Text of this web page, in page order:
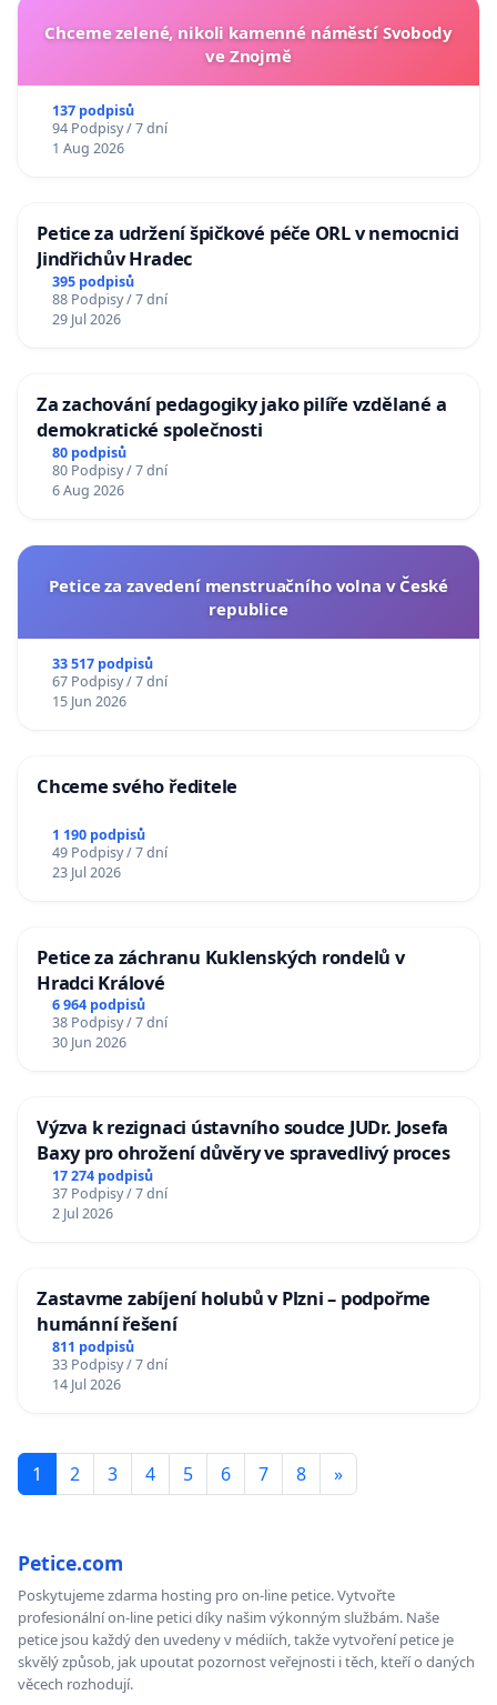
Chceme zelené, nikoli kamenné náměstí Svobody
ve Znojmě
137 podpisů
94 Podpisy / 7 dní
1 Aug 2026
Petice za udržení špičkové péče ORL v nemocnici
Jindřichův Hradec
395 podpisů
88 Podpisy / 7 dní
29 Jul 2026
Za zachování pedagogiky jako pilíře vzdělané a
demokratické společnosti
80 podpisů
80 Podpisy / 7 dní
6 Aug 2026
Petice za zavedení menstruačního volna v České
republice
33 517 podpisů
67 Podpisy / 7 dní
15 Jun 2026
Chceme svého ředitele
1 190 podpisů
49 Podpisy / 7 dní
23 Jul 2026
Petice za záchranu Kuklenských rondelů v
Hradci Králové
6 964 podpisů
38 Podpisy / 7 dní
30 Jun 2026
Výzva k rezignaci ústavního soudce JUDr. Josefa
Baxy pro ohrožení důvěry ve spravedlivý proces
17 274 podpisů
37 Podpisy / 7 dní
2 Jul 2026
Zastavme zabíjení holubů v Plzni – podpořme
humánní řešení
811 podpisů
33 Podpisy / 7 dní
14 Jul 2026
1 2 3 4 5 6 7 8 »
Petice.com
Poskytujeme zdarma hosting pro on-line petice. Vytvořte
profesionální on-line petici díky našim výkonným službám. Naše
petice jsou každý den uvedeny v médiích, takže vytvoření petice je
skvělý způsob, jak upoutat pozornost veřejnosti i těch, kteří o daných
věcech rozhodují.